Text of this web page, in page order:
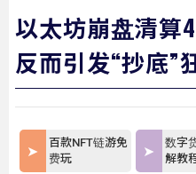
以太坊崩盘清算
反而引发“抄底”
百款NFT链游免
费玩
数字
解教